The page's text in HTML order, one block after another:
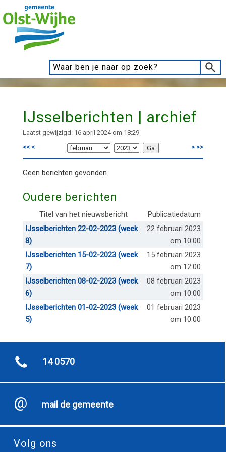
IJsselberichten | archief
Laatst gewijzigd: 16 april 2024 om 18:29
<< < > >>
Geen berichten gevonden
Oudere berichten
Titel van het nieuwsbericht
Publicatiedatum
IJsselberichten 22-02-2023 (week
8)
22 februari 2023
om 10:00
IJsselberichten 15-02-2023 (week
7)
15 februari 2023
om 12:00
IJsselberichten 08-02-2023 (week
6)
08 februari 2023
om 10:00
IJsselberichten 01-02-2023 (week
5)
01 februari 2023
om 10:00
14 0570
mail de gemeente
Volg ons